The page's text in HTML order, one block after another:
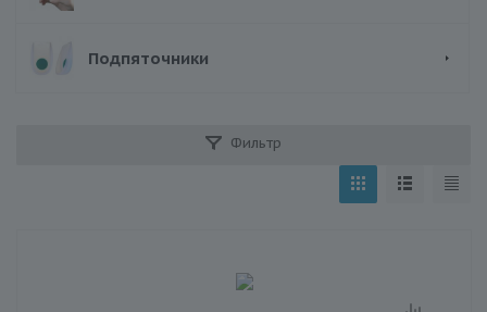
Подпяточники
Фильтр